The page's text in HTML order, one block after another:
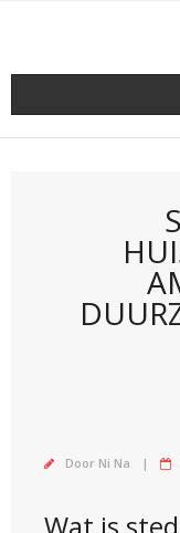
Door Ni Na